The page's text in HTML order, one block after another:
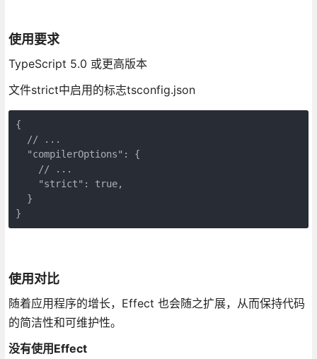
使用要求
TypeScript 5.0 或更高版本
文件strict中启用的标志tsconfig.json
{
  // ...
  "compilerOptions": {
    // ...
    "strict": true,
  }
}
使用对比
随着应用程序的增长，Effect 也会随之扩展，从而保持代码
的简洁性和可维护性。
没有使用Effect